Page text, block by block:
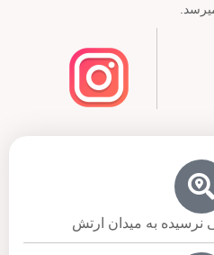
به میدان ارتش